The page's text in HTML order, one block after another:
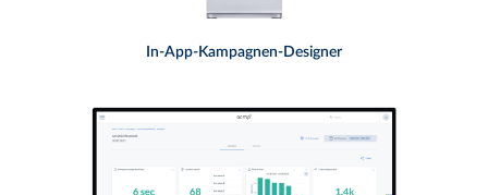
In-App-Kampagnen-Designer